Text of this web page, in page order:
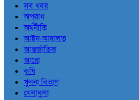
সব খবর
অপরাধ
অর্থনীতি
আইন-আদালত
আন্তর্জাতিক
আরো
কৃষি
খুলনা বিভাগ
খেলাধুলা